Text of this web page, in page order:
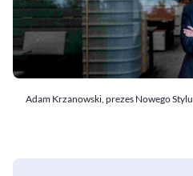
Adam Krzanowski, prezes Nowego Stylu